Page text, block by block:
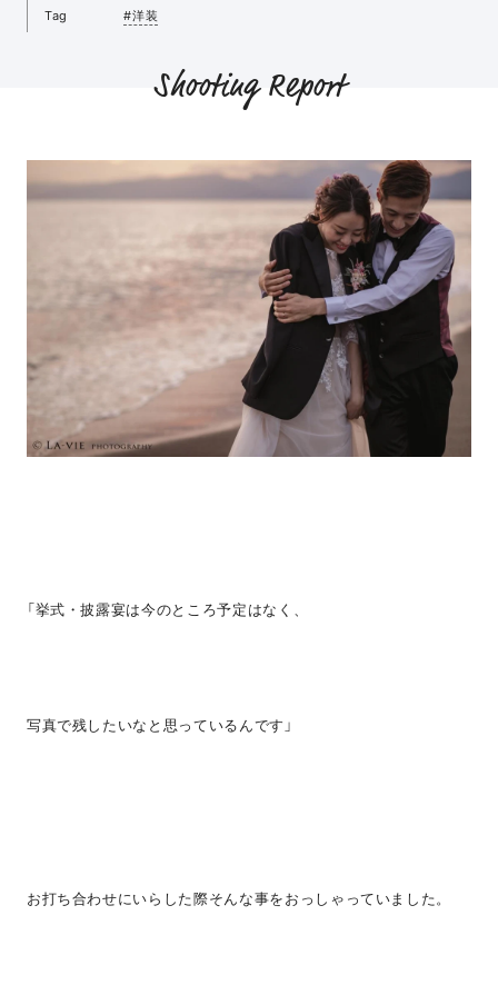
Tag
#洋装
Shooting Report
「挙式・披露宴は今のところ予定はなく、
写真で残したいなと思っているんです」
お打ち合わせにいらした際そんな事をおっしゃっていました。